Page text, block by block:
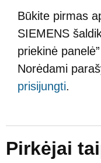
Būkite pirmas
SIEMENS
priekinė panelė”
Norėdami
prisijungti.
Pirkėjai